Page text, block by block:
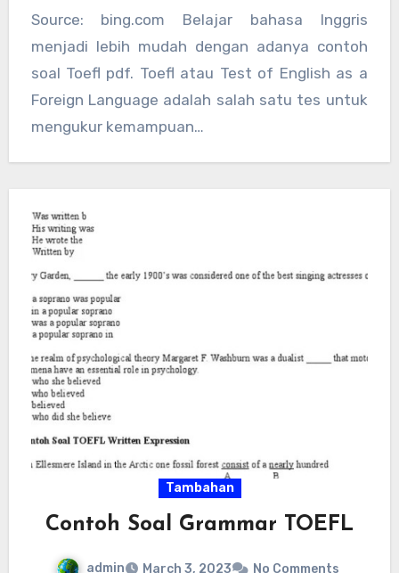
Source: bing.com Belajar bahasa Inggris
menjadi lebih mudah dengan adanya contoh
soal Toefl pdf. Toefl atau Test of English as a
Foreign Language adalah salah satu tes untuk
mengukur kemampuan…
Tambahan
Contoh Soal Grammar TOEFL
admin March 3, 2023 No Comments